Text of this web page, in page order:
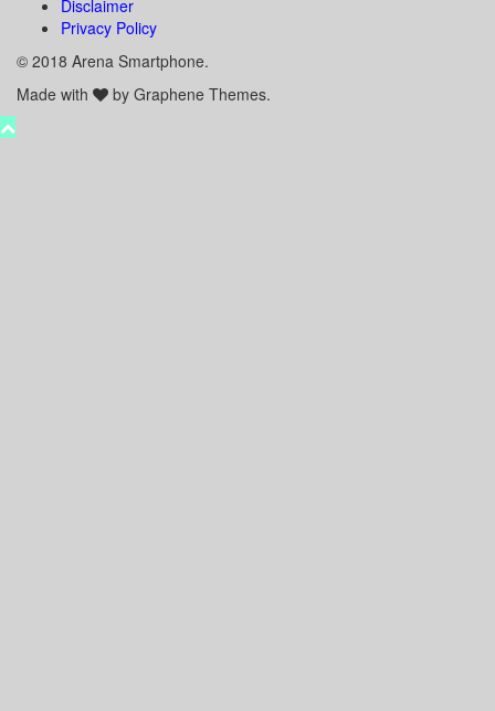
Disclaimer
Privacy Policy
© 2018 Arena Smartphone.
Made with
by Graphene Themes.